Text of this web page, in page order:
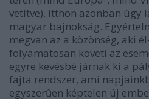
vetítve). Itthon azonban úgy
magyar bajnokság.
megvan az a közönség, aki
folyamatosan követi az
egyre kevésbé járnak ki a
fajta rendszer, ami
egyszerűen képtelen új